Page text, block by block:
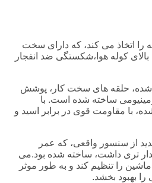
را اتخاذ می کند، که دارای سخت
کوله هوا،شکستگی ضد انفجار
شده، حلقه های سخت کار، پوشش
ساخته شده است. با
با مقاومت قوی در برابر اسید و
از سنسور واقعی، که عمر
تری داشت، ساخته شده بود.می
ماشین را تنظیم کند و به طور موثر
بهبود بخشد.